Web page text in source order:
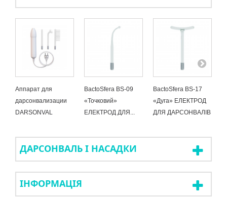
Аппарат для
дарсонвализации
DARSONVAL
BactoSfera BS-09
«Точковий»
ЕЛЕКТРОД ДЛЯ...
BactoSfera BS-17
«Дуга» ЕЛЕКТРОД
ДЛЯ ДАРСОНВАЛІВ
ДАРСОНВАЛЬ І НАСАДКИ
ІНФОРМАЦІЯ